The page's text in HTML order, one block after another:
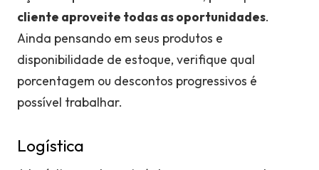
cliente aproveite todas as oportunidades.
Ainda pensando em seus produtos e
disponibilidade de estoque, verifique qual
porcentagem ou descontos progressivos é
possível trabalhar.
Logística